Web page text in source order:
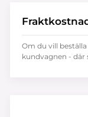
Om du vill
kundvagnen - där